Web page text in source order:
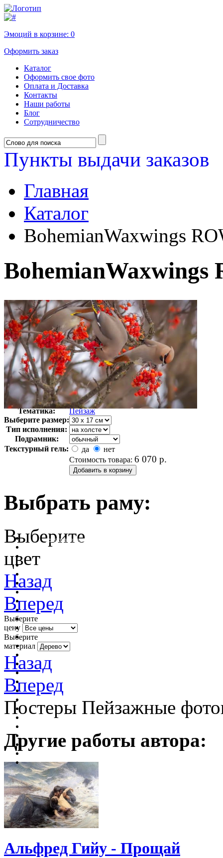
Эмоций в корзине: 0
Оформить заказ
Каталог
Оформить свое фото
Оплата и Доставка
Контакты
Наши работы
Блог
Сотрудничество
Пункты выдачи заказов
Главная
Каталог
BohemianWaxwings
BohemianWaxwings
Автор:
Неизвестно
Арт-стиль
Фотография
Тематика:
Пейзаж
Выберите размер:
Тип исполнения:
Подрамник:
Текстурный гель:
да
нет
Стоимость товара: 6 070 р.
Выбрать раму:
очистить фильтр цвета
Выберите
цвет
Назад
Вперед
Выберите
цену
Выберите
материал
Назад
Вперед
Постеры Пейзажные
Другие работы автора:
Альфред Гийу - Прощай